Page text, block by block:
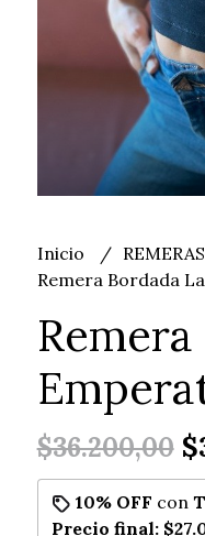
Inicio
REMERAS
Remera Bordada
$36.200,00
10% OFF con
Precio final: